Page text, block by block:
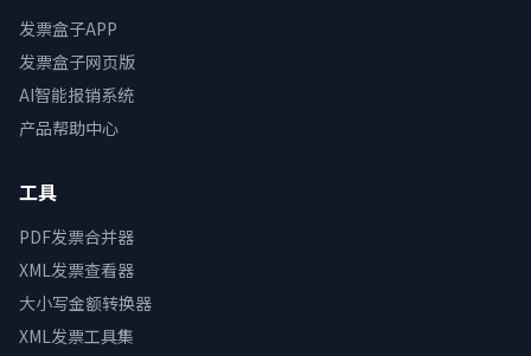
发票盒子APP
发票盒子网页版
AI智能报销系统
产品帮助中心
工具
PDF发票合并器
XML发票查看器
大小写金额转换器
XML发票工具集